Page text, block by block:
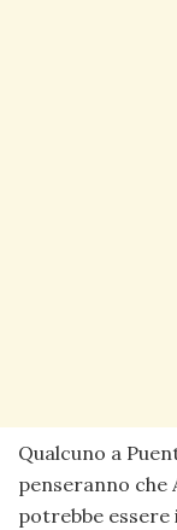
Qualcuno a
penseranno che
potrebbe